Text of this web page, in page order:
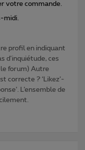
votre commande.
midi.
profil en indiquant
d'inquiétude, ces
forum) Autre
correcte ? ‘Likez’-
L’ensemble de